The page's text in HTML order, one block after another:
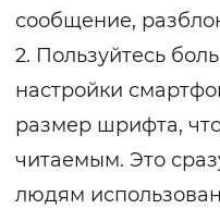
сообщение,
2. Пользуйтесь
настройки
размер шрифта,
читаемым. Это
людям